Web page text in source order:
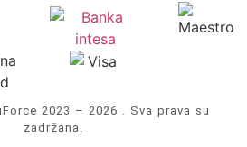
2023 – 2026 . Sva prava su
zadržana.